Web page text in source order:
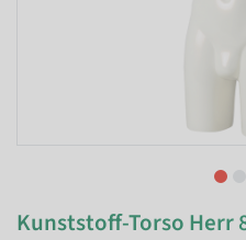
Kunststoff-Torso Herr